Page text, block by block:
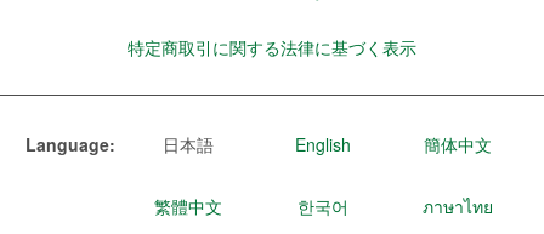
特定商取引に関する法律に基づく表示
Language: 日本語 English 簡体中文
繁體中文 한국어 ภาษาไทย